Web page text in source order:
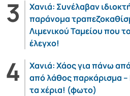
Χανιά: Συνέλαβαν
παράνομα
Λιμενικού Ταμείου που
έλεγχο!
Χανιά: Χάος για πάνω
από λάθος παρκάρισμα –
τα χέρια! (φωτο)